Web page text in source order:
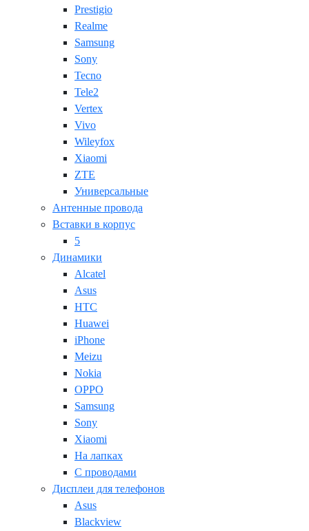
Prestigio
Realme
Samsung
Sony
Tecno
Tele2
Vertex
Vivo
Wileyfox
Xiaomi
ZTE
Универсальные
Антенные провода
Вставки в корпус
5
Динамики
Alcatel
Asus
HTC
Huawei
iPhone
Meizu
Nokia
OPPO
Samsung
Sony
Xiaomi
На лапках
С проводами
Дисплеи для телефонов
Asus
Blackview